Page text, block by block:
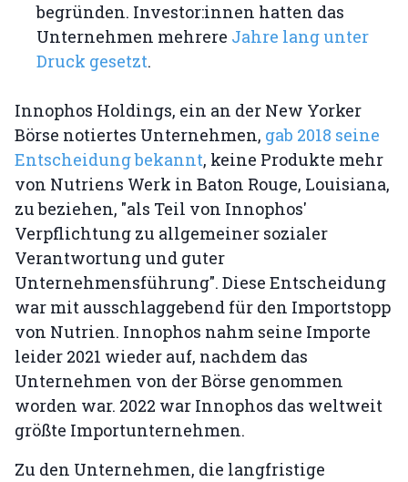
begründen. Investor:innen hatten das
Unternehmen mehrere Jahre lang unter
Druck gesetzt.
Innophos Holdings, ein an der New Yorker
Börse notiertes Unternehmen, gab 2018 seine
Entscheidung bekannt, keine Produkte mehr
von Nutriens Werk in Baton Rouge, Louisiana,
zu beziehen, "als Teil von Innophos'
Verpflichtung zu allgemeiner sozialer
Verantwortung und guter
Unternehmensführung". Diese Entscheidung
war mit ausschlaggebend für den Importstopp
von Nutrien. Innophos nahm seine Importe
leider 2021 wieder auf, nachdem das
Unternehmen von der Börse genommen
worden war. 2022 war Innophos das weltweit
größte Importunternehmen.
Zu den Unternehmen, die langfristige